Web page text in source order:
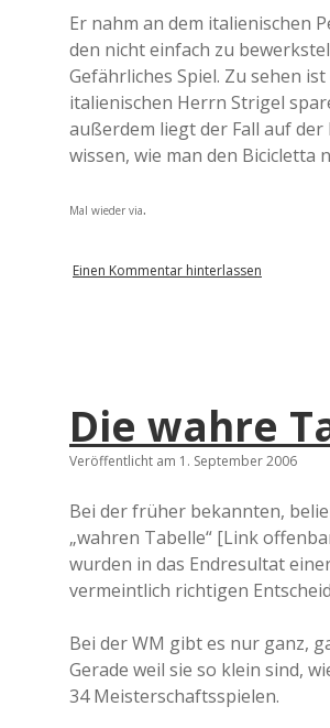
Er nahm an dem italienischen
den nicht einfach zu
Gefährliches Spiel. Zu sehen ist
italienischen Herrn Strigel
außerdem liegt der Fall auf
wissen, wie man den Bicicletta
Mal wieder via.
Einen Kommentar hinterlassen
Die wahre
Veröffentlicht am 1. September 2006
Bei der früher bekannten,
„wahren Tabelle“ [Link
wurden in das Endresultat
vermeintlich richtigen
Bei der WM gibt es nur ganz,
Gerade weil sie so klein sind,
34 Meisterschaftsspielen.